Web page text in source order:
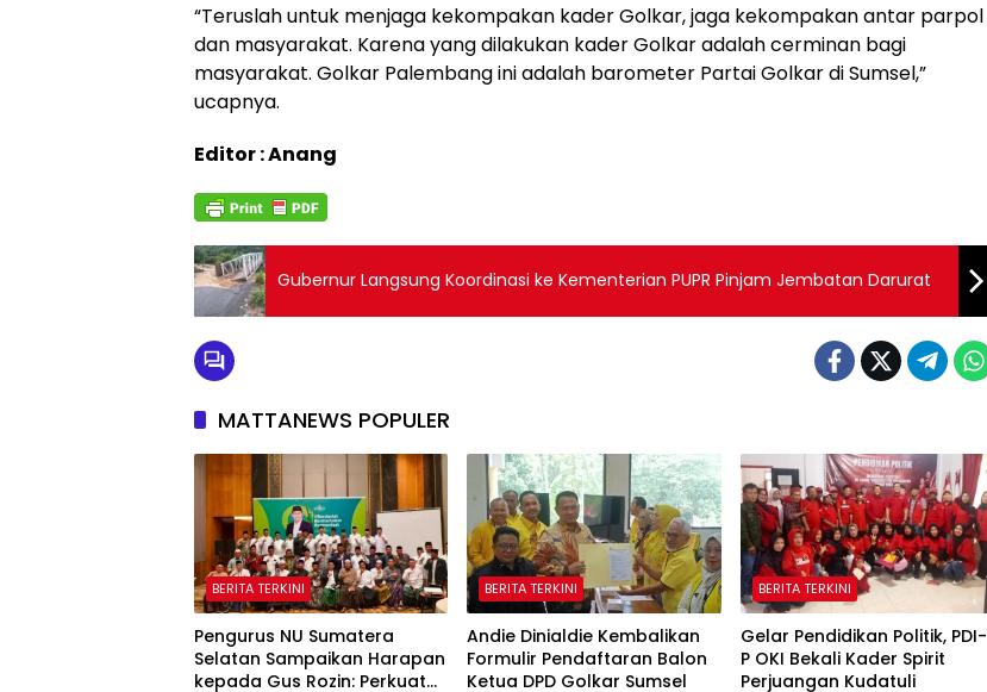
“Teruslah untuk menjaga kekompakan kader Golkar, jaga kekompakan antar parpol
dan masyarakat. Karena yang dilakukan kader Golkar adalah cerminan bagi
masyarakat. Golkar Palembang ini adalah barometer Partai Golkar di Sumsel,”
ucapnya.
Editor : Anang
Gubernur Langsung Koordinasi ke Kementerian PUPR Pinjam Jembatan Darurat
MATTANEWS POPULER
BERITA TERKINI
Pengurus NU Sumatera
Selatan Sampaikan Harapan
kepada Gus Rozin: Perkuat
BERITA TERKINI
Andie Dinialdie Kembalikan
Formulir Pendaftaran Balon
Ketua DPD Golkar Sumsel
BERITA TERKINI
Gelar Pendidikan Politik, PDI-
P OKI Bekali Kader Spirit
Perjuangan Kudatuli